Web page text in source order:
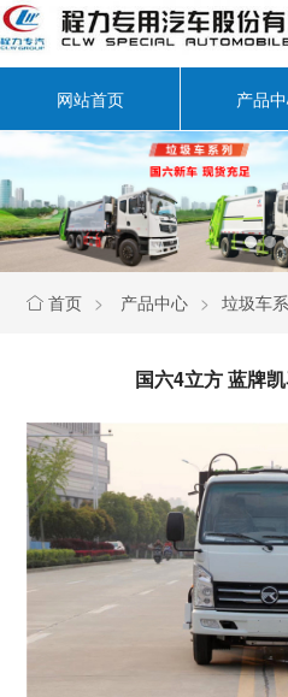
网站首页 产品
 首页 > 产品中心 > 垃圾车
国六4立方 蓝牌